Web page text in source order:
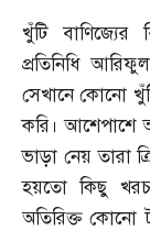
খুঁটি বাণিজ্যের
প্রতিনিধি
সেখানে কোনো
করি। আশেপাশে
ভাড়া নেয় তারা
হয়তো কিছু খরচ
অতিরিক্ত কোনো